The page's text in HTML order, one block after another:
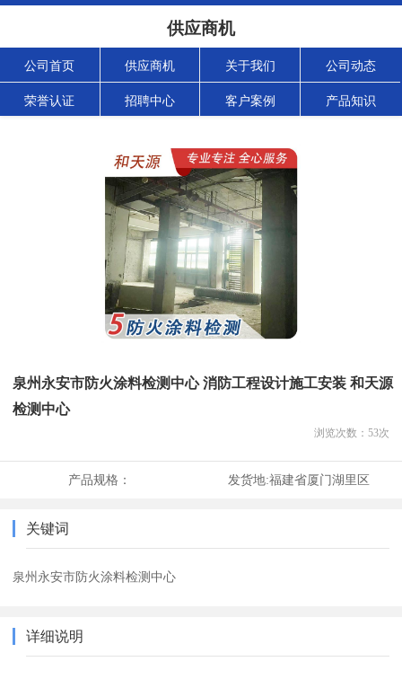
供应商机
公司首页 供应商机 关于我们 公司动态
荣誉认证 招聘中心 客户案例 产品知识
泉州永安市防火涂料检测中心 消防工程设计施工安装 和天源
检测中心
浏览次数： 53次
产品规格： 发货地:福建省厦门湖里区
关键词
泉州永安市防火涂料检测中心
详细说明